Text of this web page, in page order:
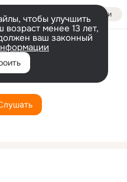
Войти
чтобы улучшить
возраст менее 13 лет,
ваш законный
дебегин